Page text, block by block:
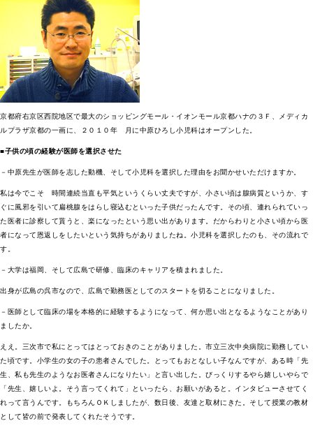
京都府右京区西院地区で最大のショッピングモール・イオンモール京都ハナの３Ｆ、メディカ
ルプラザ京都の一画に、２０１０年 月に中原ひろし小児科はオープンした。
■子供の頃の経験が医師を選択させた
－中原先生が医師を志した動機、そして小児科を選択した理由をお聞かせいただけますか。
私は今でこそ 時間連続当直も平気というくらい丈夫ですが、小さい頃は腺病質というか、す
ぐに風邪を引いて扁桃腺をはらし寝込むといった子供だったんです。その頃、連れられていっ
た医者に診察して貰うと、楽になったという思い出があります。だからわりと小さい頃から医
者になって恩返しをしたいという気持ちがありましたね。小児科を選択したのも、その流れで
す。
－大学は福岡、そして広島で研修、臨床のキャリアを積まれました。
出身が広島の呉市なので、広島で勤務医としてのスタートを切ることになりました。
－医師として臨床の場を本格的に経験するようになって、何か思い出となるようなことがあり
ましたか。
ええ。三次市で私にとってはとっておきのことがありました。市立三次中央病院に勤務してい
た頃です。小学生の女の子の患者さんでした。とってもおとなしい子なんですが、ある時「先
生、私も先生のようなお医者さんになりたい」と言い出した。びっくりするやら嬉しいやらで
「先生、嬉しいよ。そう言ってくれて」といったら、お願いがあると。インタビューさせてく
れって言うんです。もちろんＯＫしましたが、数日後、友達と取材にきた。そして授業の教材
として皆の前で発表してくれたそうです。